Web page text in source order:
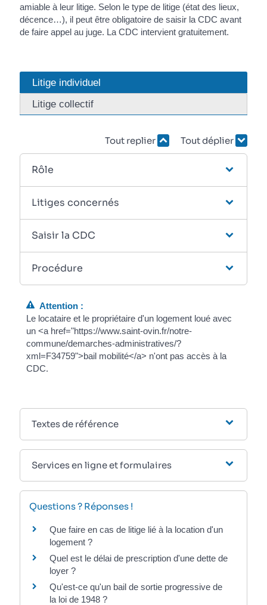
amiable à leur litige. Selon le type de litige (état des lieux,
décence…), il peut être obligatoire de saisir la CDC avant
de faire appel au juge. La CDC intervient gratuitement.
Litige individuel
Litige collectif
Tout replier Tout déplier
Rôle
Litiges concernés
Saisir la CDC
Procédure
Attention :
Le locataire et le propriétaire d'un logement loué avec
un <a href="https://www.saint-ovin.fr/notre-
commune/demarches-administratives/?
xml=F34759">bail mobilité</a> n'ont pas accès à la
CDC.
Textes de référence
Services en ligne et formulaires
Questions ? Réponses !
Que faire en cas de litige lié à la location d'un
logement ?
Quel est le délai de prescription d'une dette de
loyer ?
Qu'est-ce qu'un bail de sortie progressive de
la loi de 1948 ?